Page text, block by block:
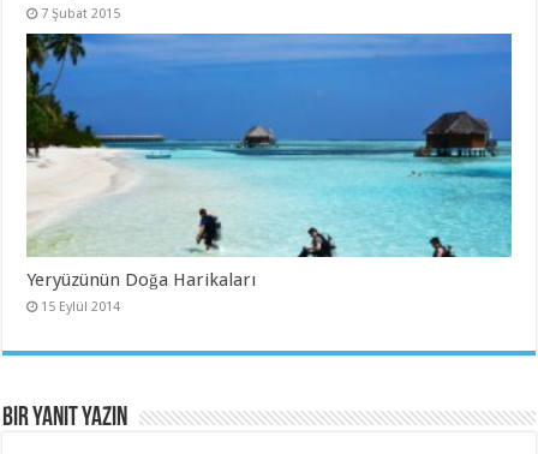
7 Şubat 2015
Yeryüzünün Doğa Harikaları
15 Eylül 2014
Bir yanıt yazın